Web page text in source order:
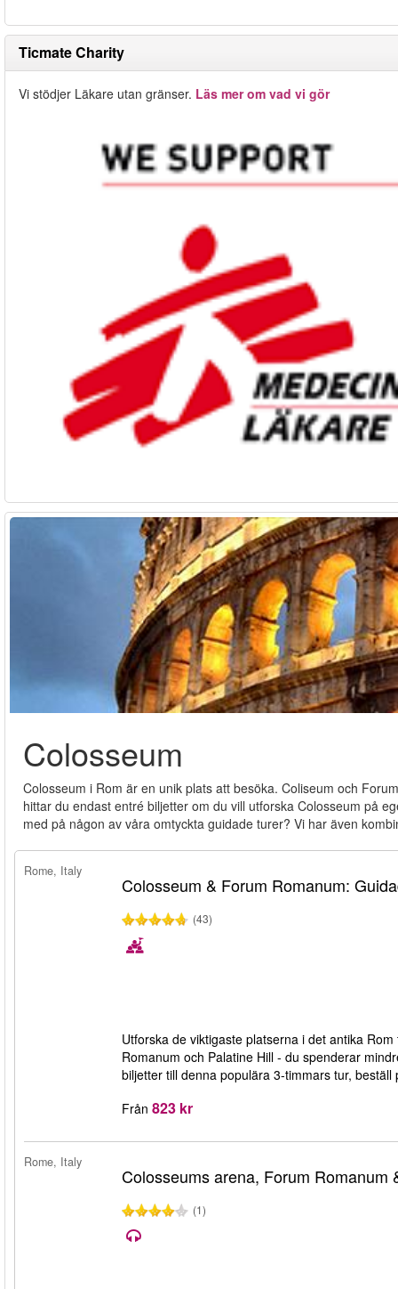
Ticmate Charity
Vi stödjer Läkare utan gränser. Läs mer om vad vi gör
Colosseum
Colosseum i Rom är en unik plats att besöka. Coliseum och
hittar du endast entré biljetter om du vill utforska Colosseum på
med på någon av våra omtyckta guidade turer? Vi har även
Rome, Italy
Colosseum & Forum Romanum:
(43)
Utforska de viktigaste platserna i det antika
Romanum och Palatine Hill - du spenderar
biljetter till denna populära 3-timmars tur, beställ
Från 823 kr
Rome, Italy
Colosseums arena, Forum Romanum
(1)